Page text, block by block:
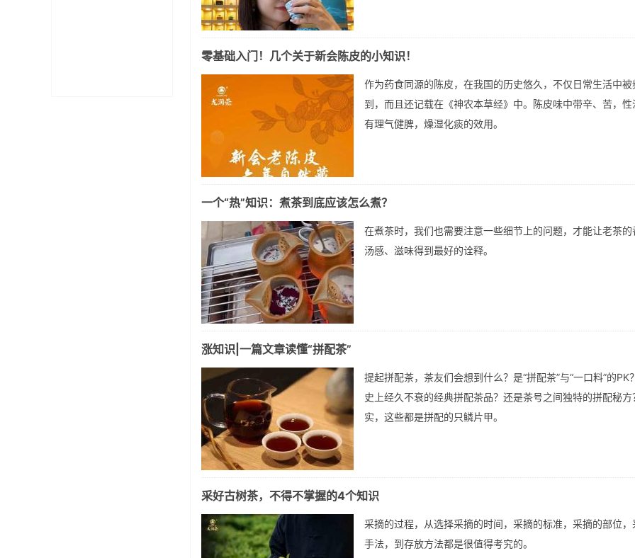
零基础入门！几个关于新会陈皮的小知识！
作为药食同源的陈皮，在我国的历史悠久，不仅日常生活中被
到，而且还记载在《神农本草经》中。陈皮味中带辛、苦，性
有理气健脾，燥湿化痰的效用。
一个“热”知识：煮茶到底应该怎么煮？
在煮茶时，我们也需要注意一些细节上的问题，才能让老茶的
汤感、滋味得到最好的诠释。
涨知识|一篇文章读懂“拼配茶”
提起拼配茶，茶友们会想到什么？是“拼配茶”与“一口料”的PK
史上经久不衰的经典拼配茶品？还是茶号之间独特的拼配秘方
实，这些都是拼配的只鳞片甲。
采好古树茶，不得不掌握的4个知识
采摘的过程，从选择采摘的时间，采摘的标准，采摘的部位，
手法，到存放方法都是很值得考究的。